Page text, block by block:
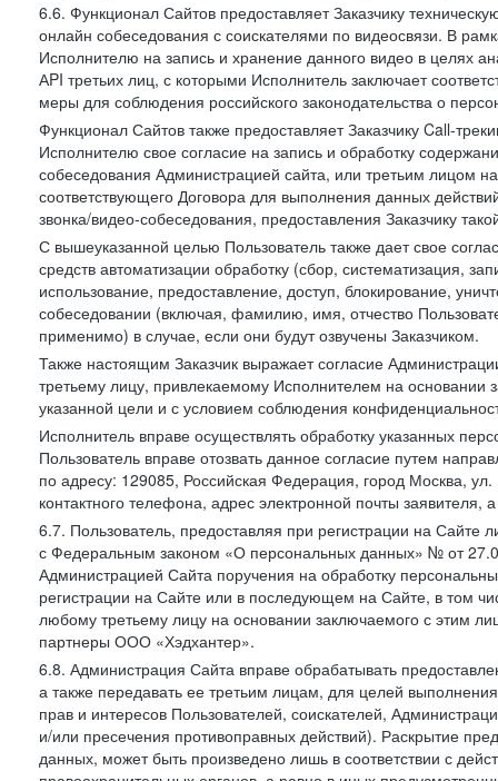
6.6. Функционал Сайтов предоставляет Заказчику
онлайн собеседования с соискателями по видеосвязи. В
Исполнителю на запись и хранение данного видео в целях
АPI третьих лиц, с которыми Исполнитель заключает
меры для соблюдения российского законодательства о
Функционал Сайтов также предоставляет Заказчику Call-
Исполнителю свое согласие на запись и обработку
собеседования Администрацией сайта, или третьим лицом
соответствующего Договора для выполнения данных
звонка/видео-собеседования, предоставления Заказчику
С вышеуказанной целью Пользователь также дает свое
средств автоматизации обработку (сбор, систематизация,
использование, предоставление, доступ, блокирование,
собеседовании (включая, фамилию, имя, отчество
применимо) в случае, если они будут озвучены Заказчиком.
Также настоящим Заказчик выражает согласие
третьему лицу, привлекаемому Исполнителем на основании
указанной цели и с условием соблюдения
Исполнитель вправе осуществлять обработку указанных
Пользователь вправе отозвать данное согласие путем
по адресу: 129085, Российская Федерация, город Москва,
контактного телефона, адрес электронной почты
6.7. Пользователь, предоставляя при регистрации на
с Федеральным законом «О персональных данных» № от
Администрацией Сайта поручения на обработку
регистрации на Сайте или в последующем на Сайте, в том
любому третьему лицу на основании заключаемого с этим
партнеры ООО «Хэдхантер».
6.8. Администрация Сайта вправе обрабатывать
а также передавать ее третьим лицам, для целей
прав и интересов Пользователей, соискателей,
и/или пресечения противоправных действий). Раскрытие
данных, может быть произведено лишь в соответствии с